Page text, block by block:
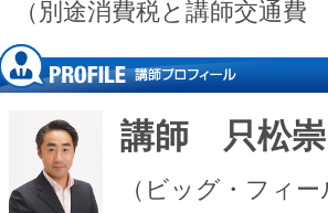
（別途消費税と講師交通
講師 只松
（ビッグ・フィ